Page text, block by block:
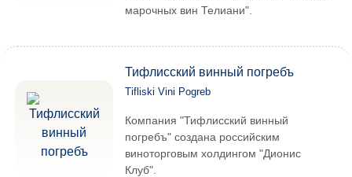
марочных вин Телиани".
Тифлисский винный погребъ
Tifliski Vini Pogreb
Компания "Тифлисский винный
погребъ" создана российским
виноторговым холдингом "Дионис
Клуб".